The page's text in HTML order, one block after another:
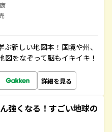
新しい地図本！国境や州、
をなぞって脳もイキイキ！
詳細を見る
強くなる！すごい地球の